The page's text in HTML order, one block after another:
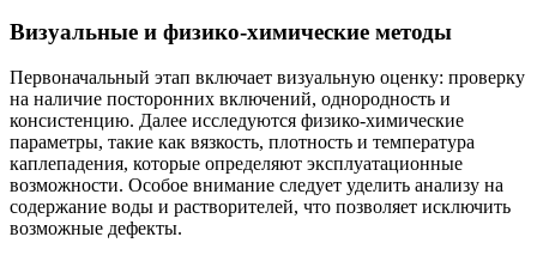
Визуальные и физико-химические методы
Первоначальный этап включает визуальную оценку: проверку
на наличие посторонних включений, однородность и
консистенцию. Далее исследуются физико-химические
параметры, такие как вязкость, плотность и температура
каплепадения, которые определяют эксплуатационные
возможности. Особое внимание следует уделить анализу на
содержание воды и растворителей, что позволяет исключить
возможные дефекты.